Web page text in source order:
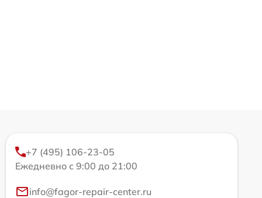
+7 (495) 106-23-05
Ежедневно с 9:00 до 21:00
info@fagor-repair-center.ru